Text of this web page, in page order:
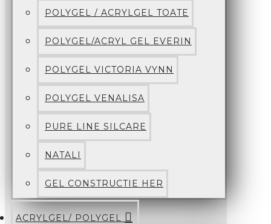
POLYGEL / ACRYLGEL TOATE
POLYGEL/ACRYL GEL EVERIN
POLYGEL VICTORIA VYNN
POLYGEL VENALISA
PURE LINE SILCARE
NATALI
GEL CONSTRUCTIE HER
ACRYLGEL/ POLYGEL